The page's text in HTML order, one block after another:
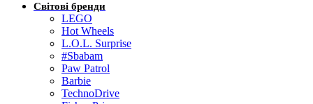
Світові бренди
LEGO
Hot Wheels
L.O.L. Surprise
#Sbabam
Paw Patrol
Barbie
TechnoDrive